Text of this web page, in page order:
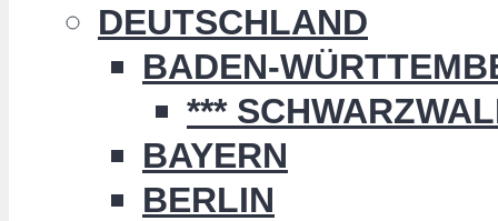
DEUTSCHLAND
BADEN-
***
BAYERN
BERLIN